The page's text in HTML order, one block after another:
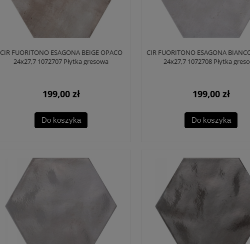
CIR FUORITONO ESAGONA BEIGE OPACO
24x27,7 1072707 Płytka gresowa
199,00 zł
Do koszyka
CIR FUORITONO ESAGONA
24x27,7 1072708 Płytka
199,00 zł
Do koszyka